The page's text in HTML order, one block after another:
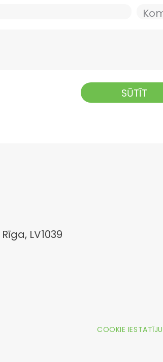
LV1039
COOKIE